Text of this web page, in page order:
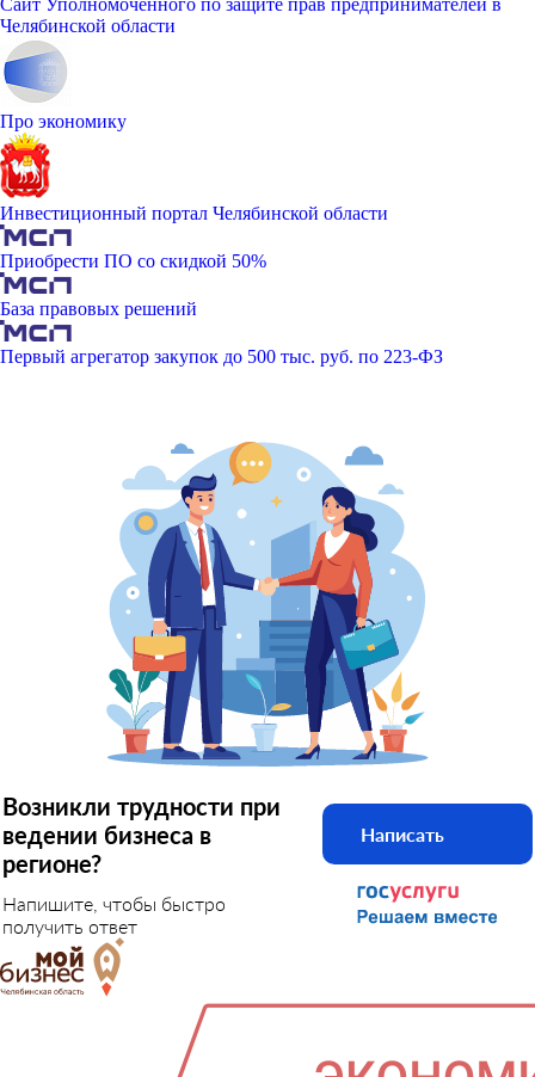
Челябинской области
Про экономику
Инвестиционный портал Челябинской области
Приобрести ПО со скидкой 50%
База правовых решений
Первый агрегатор закупок до 500 тыс. руб. по 223-ФЗ
Возникли трудности при
ведении бизнеса в
регионе?
Напишите, чтобы быстро
получить ответ
Написать